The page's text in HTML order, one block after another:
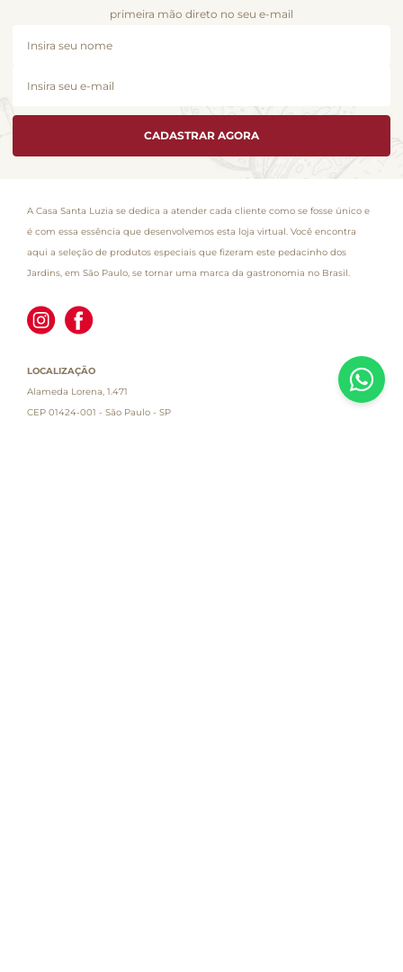
primeira mão direto no seu e-mail
CADASTRAR AGORA
A Casa Santa Luzia se dedica a atender cada cliente como se fosse único e
é com essa essência que desenvolvemos esta loja virtual. Você encontra
aqui a seleção de produtos especiais que fizeram este pedacinho dos
Jardins, em São Paulo, se tornar uma marca da gastronomia no Brasil.
LOCALIZAÇÃO
Alameda Lorena, 1.471
CEP 01424-001 - São Paulo - SP